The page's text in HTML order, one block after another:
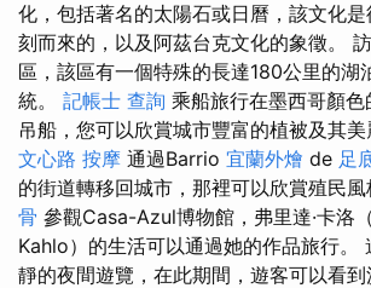
化，包括著名的太陽石或日曆，該文化
刻而來的，以及阿茲台克文化的象徵。
區，該區有一個特殊的長達180公里的湖
統。 記帳士 查詢 乘船旅行在墨西哥顏
吊船，您可以欣賞城市豐富的植被及其美
文心路 按摩 通過Barrio 宜蘭外燴 de 足
的街道轉移回城市，那裡可以欣賞殖民風
骨 參觀Casa-Azul博物館，弗里達·卡洛
Kahlo）的生活可以通過她的作品旅行。
靜的夜間遊覽，在此期間，遊客可以看